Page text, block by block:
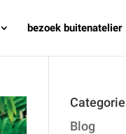
bezoek buitenatelier
Blog